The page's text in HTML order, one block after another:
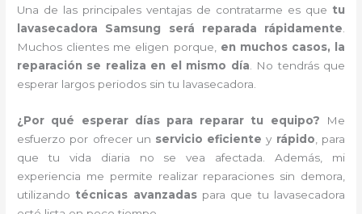
Una de las principales ventajas de contratarme es que tu
lavasecadora Samsung será reparada rápidamente.
Muchos clientes me eligen porque, en muchos casos, la
reparación se realiza en el mismo día. No tendrás que
esperar largos periodos sin tu lavasecadora.
¿Por qué esperar días para reparar tu equipo? Me
esfuerzo por ofrecer un servicio eficiente y rápido , para
que tu vida diaria no se vea afectada. Además, mi
experiencia me permite realizar reparaciones sin demora,
utilizando técnicas avanzadaspara que tu lavasecadora